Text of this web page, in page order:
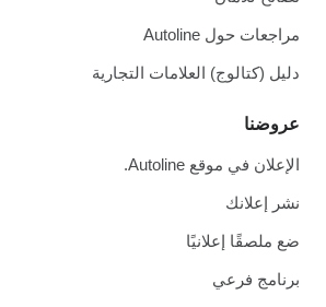
مراجعات حول Autoline
دليل (كتالوج) العلامات التجارية
عروضنا
الإعلان في موقع Autoline.
نشر إعلانك
ضع ملصقًا إعلانيًا
برنامج فرعي